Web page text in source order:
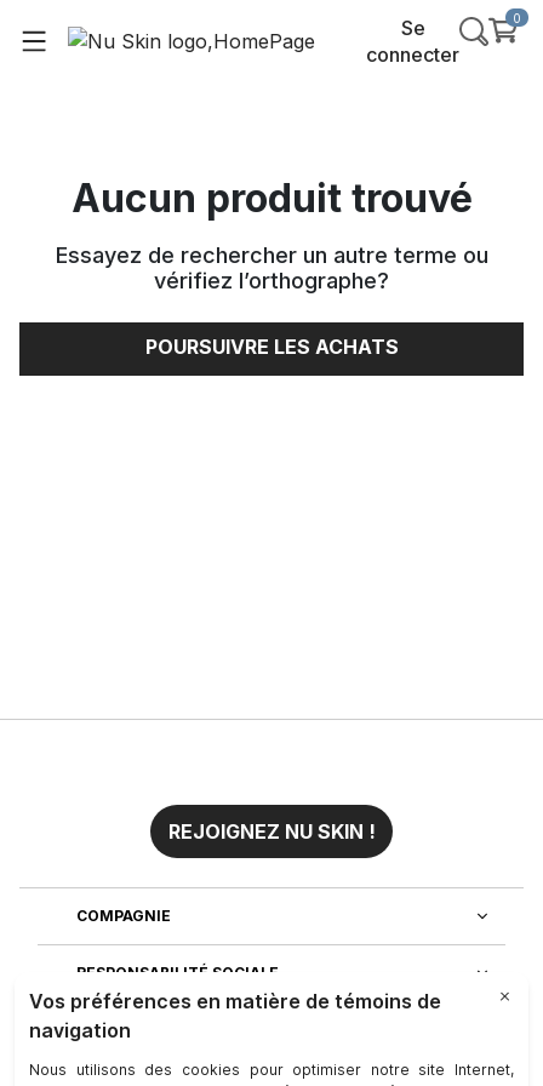
Se
connecter
0
Aucun produit trouvé
Essayez de rechercher un autre terme ou
vérifiez l’orthographe?
POURSUIVRE LES ACHATS
REJOIGNEZ NU SKIN !
COMPAGNIE
RESPONSABILITÉ SOCIALE
REJOIGNEZ-NOUS